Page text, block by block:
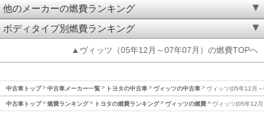
他のメーカーの燃費ランキング
ボディタイプ別燃費ランキング
▲ヴィッツ（05年12月～07年07月）の燃費TOPへ
中古車トップ 中古車メーカー一覧 トヨタの中古車 ヴィッツの中古車 ヴィッツ(05年12月
中古車トップ 燃費ランキング トヨタの燃費ランキング ヴィッツの燃費 ヴィッツ(05年12